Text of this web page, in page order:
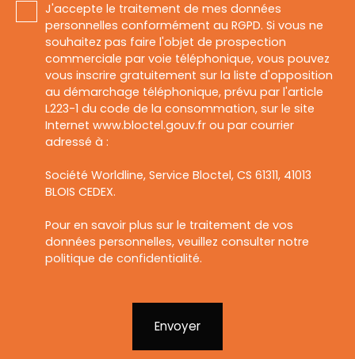
J'accepte le traitement de mes données
personnelles conformément au RGPD. Si vous ne
souhaitez pas faire l'objet de prospection
commerciale par voie téléphonique, vous pouvez
vous inscrire gratuitement sur la liste d'opposition
au démarchage téléphonique, prévu par l'article
L223-1 du code de la consommation, sur le site
Internet www.bloctel.gouv.fr ou par courrier
adressé à :
Société Worldline, Service Bloctel, CS 61311, 41013
BLOIS CEDEX.
Pour en savoir plus sur le traitement de vos
données personnelles, veuillez consulter notre
politique de confidentialité.
Envoyer